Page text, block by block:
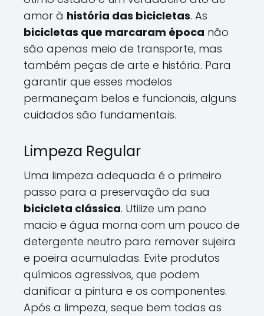
amor à história das bicicletas. As
bicicletas que marcaram época não
são apenas meio de transporte, mas
também peças de arte e história. Para
garantir que esses modelos
permaneçam belos e funcionais, alguns
cuidados são fundamentais.
Limpeza Regular
Uma limpeza adequada é o primeiro
passo para a preservação da sua
bicicleta clássica. Utilize um pano
macio e água morna com um pouco de
detergente neutro para remover sujeira
e poeira acumuladas. Evite produtos
químicos agressivos, que podem
danificar a pintura e os componentes.
Após a limpeza, seque bem todas as